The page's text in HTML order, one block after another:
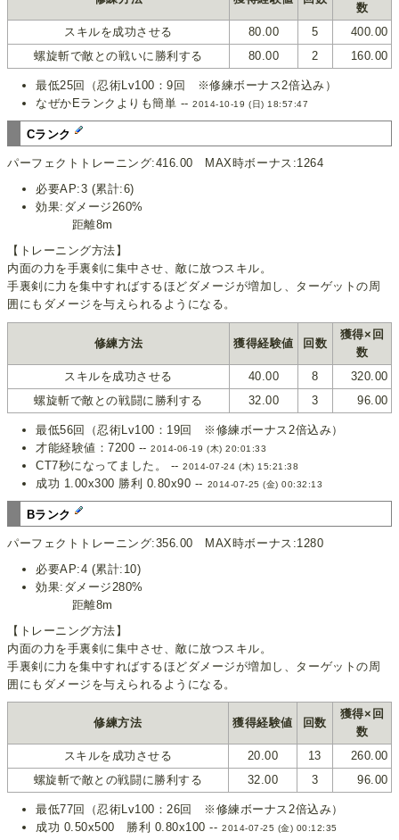
数
スキルを成功させる
80.00 5
400.00
螺旋斬で敵との戦いに勝利する
80.00 2 160.00
最低25回（忍術Lv100：9回 ※修練ボーナス2倍込み）
なぜかEランクよりも簡単 --2014-10-19 (日) 18:57:47
Cランク
パーフェクトトレーニング:416.00 MAX時ボーナス:1264
必要AP:3 (累計:6)
効果:ダメージ260%
距離8m
【トレーニング方法】
内面の力を手裏剣に集中させ、敵に放つスキル。
手裏剣に力を集中すればするほどダメージが増加し、ターゲットの周
囲にもダメージを与えられるようになる。
修練方法 獲得経験値 回数
獲得×回
数
スキルを成功させる
40.00 8
320.00
螺旋斬で敵との戦闘に勝利する
32.00 3 96.00
最低56回（忍術Lv100：19回 ※修練ボーナス2倍込み）
才能経験値：7200 --2014-06-19 (木) 20:01:33
CT7秒になってました。 --2014-07-24 (木) 15:21:38
成功 1.00x300 勝利 0.80x90 -- 2014-07-25 (金) 00:32:13
Bランク
パーフェクトトレーニング:356.00 MAX時ボーナス:1280
必要AP:4 (累計:10)
効果:ダメージ280%
距離8m
【トレーニング方法】
内面の力を手裏剣に集中させ、敵に放つスキル。
手裏剣に力を集中すればするほどダメージが増加し、ターゲットの周
囲にもダメージを与えられるようになる。
修練方法 獲得経験値 回数
獲得×回
数
スキルを成功させる
20.00 13
260.00
螺旋斬で敵との戦闘に勝利する
32.00 3 96.00
最低77回（忍術Lv100：26回 ※修練ボーナス2倍込み）
成功 0.50x500 勝利 0.80x100 --2014-07-25 (金) 00:12:35